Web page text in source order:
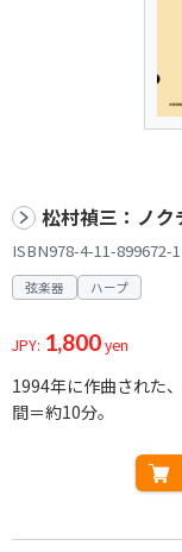
松村禎三：ノク
ISBN978-4-11-899672-1
弦楽器 ハープ
JPY: 1,800yen
1994年に作曲された
間＝約10分。